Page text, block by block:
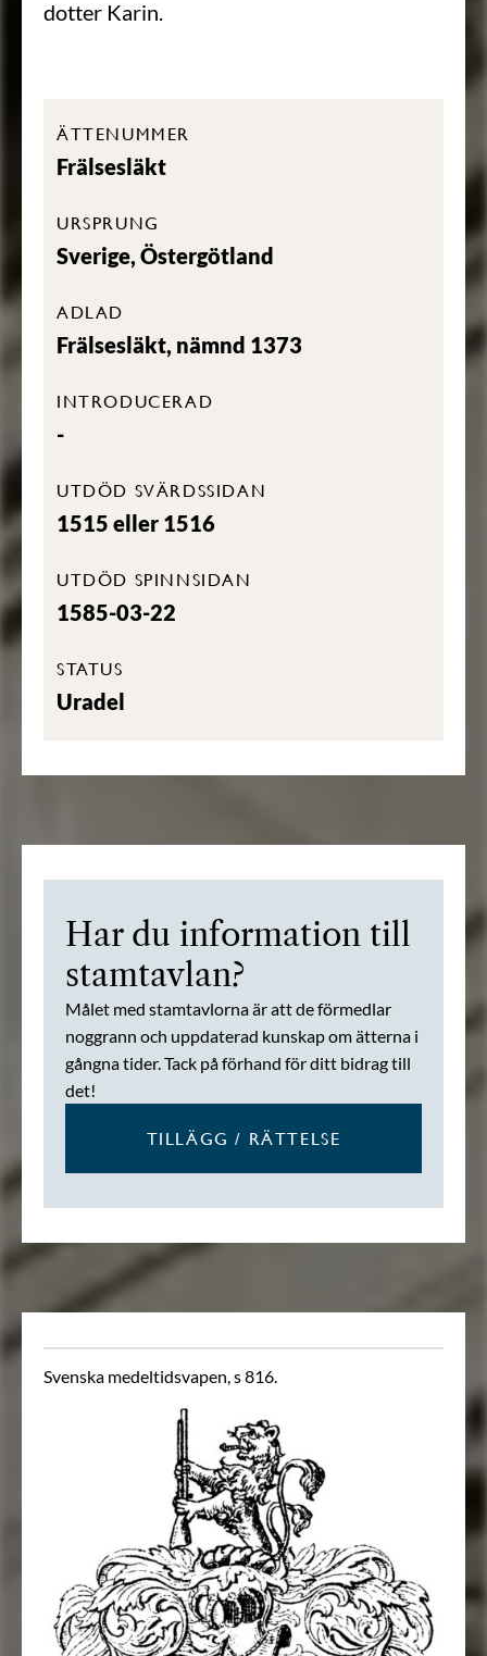
dotter Karin.
ÄTTENUMMER
Frälsesläkt
URSPRUNG
Sverige, Östergötland
ADLAD
Frälsesläkt, nämnd 1373
INTRODUCERAD
-
UTDÖD SVÄRDSSIDAN
1515 eller 1516
UTDÖD SPINNSIDAN
1585-03-22
STATUS
Uradel
Har du information till
stamtavlan?
Målet med stamtavlorna är att de förmedlar
noggrann och uppdaterad kunskap om ätterna i
gångna tider. Tack på förhand för ditt bidrag till
det!
TILLÄGG / RÄTTELSE
Svenska medeltidsvapen, s 816.